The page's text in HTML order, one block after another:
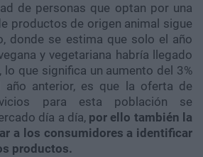
de personas que optan por una
productos de origen animal sigue
donde se estima que solo el año
y vegetariana habría llegado
lo que significa un aumento del 3%
año anterior, es que la oferta de
para esta población se
día a día, por ello también la
a los consumidores a identificar
productos.